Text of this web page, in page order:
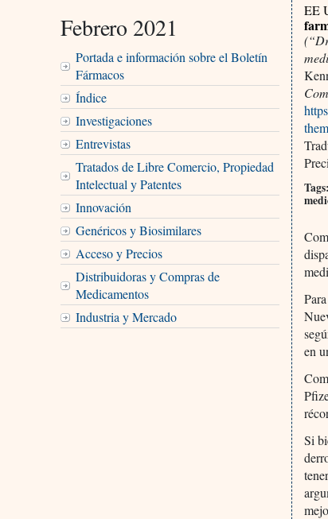
Febrero 2021
Portada e información sobre el Boletín
Fármacos
Índice
Investigaciones
Entrevistas
Tratados de Libre Comercio, Propiedad
Intelectual y Patentes
Innovación
Genéricos y Biosimilares
Acceso y Precios
Distribuidoras y Compras de
Medicamentos
Industria y Mercado
EE
en
Si